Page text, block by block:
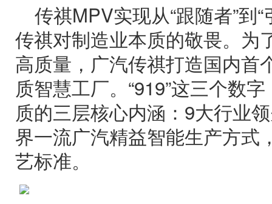
传祺MPV实现从“跟随者”到
传祺对制造业本质的敬畏。为
高质量，广汽传祺打造国内首
质智慧工厂。“919”这三个数
质的三层核心内涵：9大行业
界一流广汽精益智能生产方式
艺标准。